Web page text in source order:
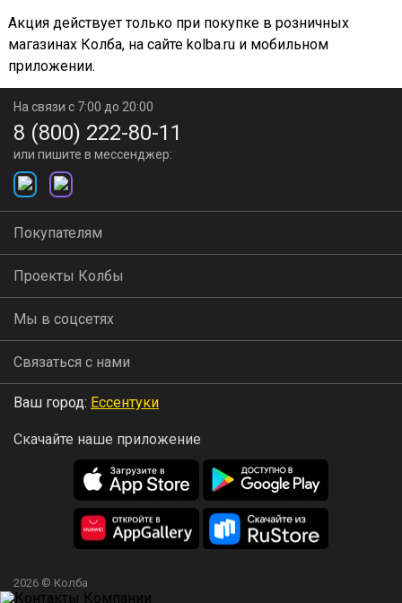
Акция действует только при покупке в розничных
магазинах Колба, на сайте kolba.ru и мобильном
приложении.
На связи с 7:00 до 20:00
8 (800) 222-80-11
или пишите в мессенджер:
Покупателям
Проекты Колбы
Мы в соцсетях
Связаться с нами
Ваш город: Ессентуки
Скачайте наше приложение
2026 © Колба